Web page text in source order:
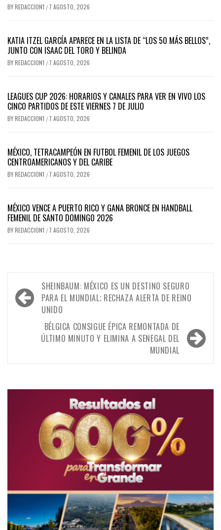
BYREDACCION1 / 7 AGOSTO, 2026
KATIA ITZEL GARCÍA APARECE EN LA LISTA DE “LOS 50 MÁS BELLOS”,
JUNTO CON ISAAC DEL TORO Y BELINDA
BYREDACCION1 / 7 AGOSTO, 2026
LEAGUES CUP 2026: HORARIOS Y CANALES PARA VER EN VIVO LOS
CINCO PARTIDOS DE ESTE VIERNES 7 DE JULIO
BYREDACCION1 / 7 AGOSTO, 2026
MÉXICO, TETRACAMPEÓN EN FUTBOL FEMENIL DE LOS JUEGOS
CENTROAMERICANOS Y DEL CARIBE
BYREDACCION1 / 7 AGOSTO, 2026
MÉXICO VENCE A PUERTO RICO Y GANA BRONCE EN HANDBALL
FEMENIL DE SANTO DOMINGO 2026
BYREDACCION1 / 7 AGOSTO, 2026
Navegación
de
entradas
SHEINBAUM: MÉXICO ES UN DESTINO SEGURO
PARA EL MUNDIAL; RECHAZA ALERTA DE REINO
UNIDO
BÉLGICA CONSIGUE ÉPICA REMONTADA DE
ÚLTIMO MINUTO Y ELIMINA A SENEGAL DEL
MUNDIAL